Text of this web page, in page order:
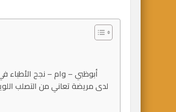
أبوظبي – وام – نجح الأطباء
لدى مريضة تعاني من التصلب